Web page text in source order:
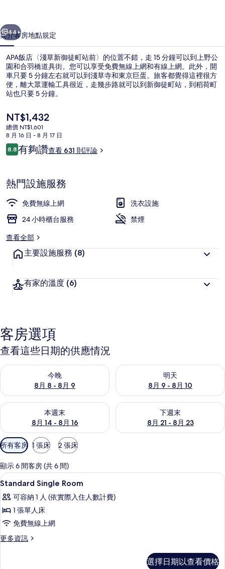
徒
町
站
前〉
的
相
片
集
個 下一個
44+
簡介客房地點規定
APA飯店〈淺草新御徒町站前〉的位置不錯，走 15 分鐘可以到上野公
園和合羽橋道具街。您可以享受免費無線上網和有線上網。此外，開
車只要 5 分鐘左右就可以到淺草寺和東京巨蛋。旅客都覺得這裡很方
便，離大眾運輸工具很近，走幾步路就可以到新御徒町站，到稻荷町
站也只要 5 分鐘。
目
前
的
價
格
NT$1,432
總價 NT$1,601
8 月 16 日 - 8 月 17 日
評
論
8.88.8 分，滿分 10 分，
有夠讚查看 631 則評論
熱門設施服務
免費無線上網
洗衣設施
24 小時櫃台服務
禁煙
查看全部
主要設施服務 (8)
有家的溫度 (6)
客房選項
查看這些日期的供應情況
今晚
8月 8 - 8月 9
查看今晚 (8月 8 - 8月 9) 的供應情況
明天
8月 9 - 8月 10
查看明天 (8月 9 - 8月 10) 的供
本週末
8月 14 - 8月 16
查看本週末 (8月 14 - 8月 16) 的供應情況
下週末
8月 21 - 8月 23
查看下週末 (8月 21 - 8月 23)
可
用
的
客
房
篩
選
條
所有客房 1 張床 2 張床
顯示 6 間客房 (共 6 間)
顯
示
Standard
Single
Room
的
羽絨被、書桌、遮光布/窗簾、免費無
1
Standard Single Room
可容納 1 人 (依實際入住人數計費)
1 張單人床
免費無線上網
更多資訊
更
選擇日期以查看價格